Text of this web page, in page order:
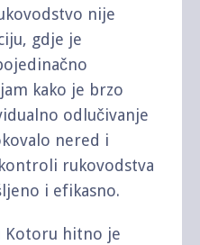
nije
gdje je
kako je brzo
odlučivanje
nered i
rukovodstva
i efikasno.
Kotoru hitno je